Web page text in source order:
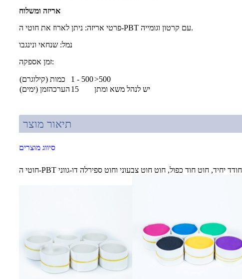
אריזה ומשלוח
פרטי אריזה: ניתן לארוז את חוטי ה-PBT עם קרטון וגומייה.
נמל: שנחאי ונינגבו
זמן אספקה:
כמות (קילוגרם) 1 - 500>500
הערכהזמן (ימים) 15 יש לנהל משא ומתן
תיאור מוצר
סיווג מוצרים